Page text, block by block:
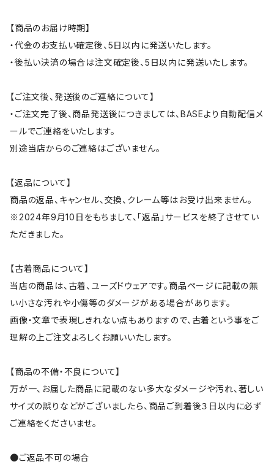
【商品のお届け時期】
・代金のお支払い確定後、5日以内に発送いたします。
・後払い決済の場合は注文確定後、5日以内に発送いたします。
【ご注文後、発送後のご連絡について】
・ご注文完了後、商品発送後につきましては、BASEより自動配信メ
ールでご連絡をいたします。
別途当店からのご連絡はございません。
【返品について】
商品の返品、キャンセル、交換、クレーム等はお受け出来ません。
※2024年9月10日をもちまして、「返品」サービスを終了させてい
ただきました。
【古着商品について】
当店の商品は、古着、ユーズドウェアです。商品ページに記載の無
い小さな汚れや小傷等のダメージがある場合があります。
画像・文章で表現しきれない点もありますので、古着という事をご
理解の上ご注文よろしくお願いいたします。
【商品の不備・不良について】
万が一、お届した商品に記載のない多大なダメージや汚れ、著しい
サイズの誤りなどがございましたら、商品ご到着後３日以内に必ず
ご連絡をくださいませ。
●ご返品不可の場合